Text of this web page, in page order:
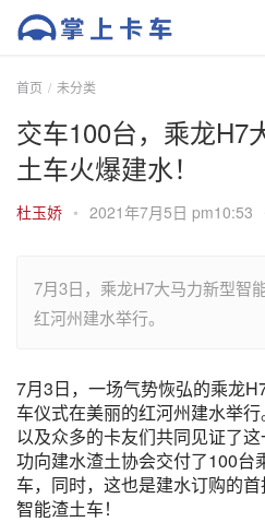
首页 未分类
交车100台，乘龙H7
土车火爆建水！
杜玉娇 • 2021年7月5日 pm10:53
7月3日，乘龙H7大马力新型智
红河州建水举行。
7月3日，一场气势恢弘的乘龙
车仪式在美丽的红河州建水举行
以及众多的卡友们共同见证了
功向建水渣土协会交付了100台
车，同时，这也是建水订购的
智能渣土车！